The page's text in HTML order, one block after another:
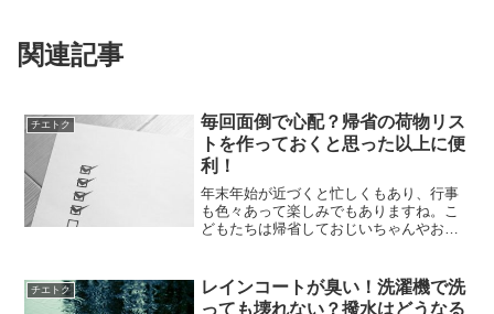
関連記事
チエトク
毎回面倒で心配？帰省の荷物リス
トを作っておくと思った以上に便
利！
年末年始が近づくと忙しくもあり、行事
も色々あって楽しみでもありますね。こ
どもたちは帰省しておじいちゃんやおば
ですが、荷物の用意もしなくちゃいけな
いのに、大掃除が待ってい...
チエトク
レインコートが臭い！洗濯機で洗
っても壊れない？撥水はどうなる